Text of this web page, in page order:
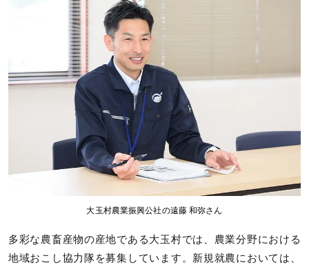
大玉村農業振興公社の遠藤 和弥さん
多彩な農畜産物の産地である大玉村では、農業分野における
地域おこし協力隊を募集しています。新規就農においては、